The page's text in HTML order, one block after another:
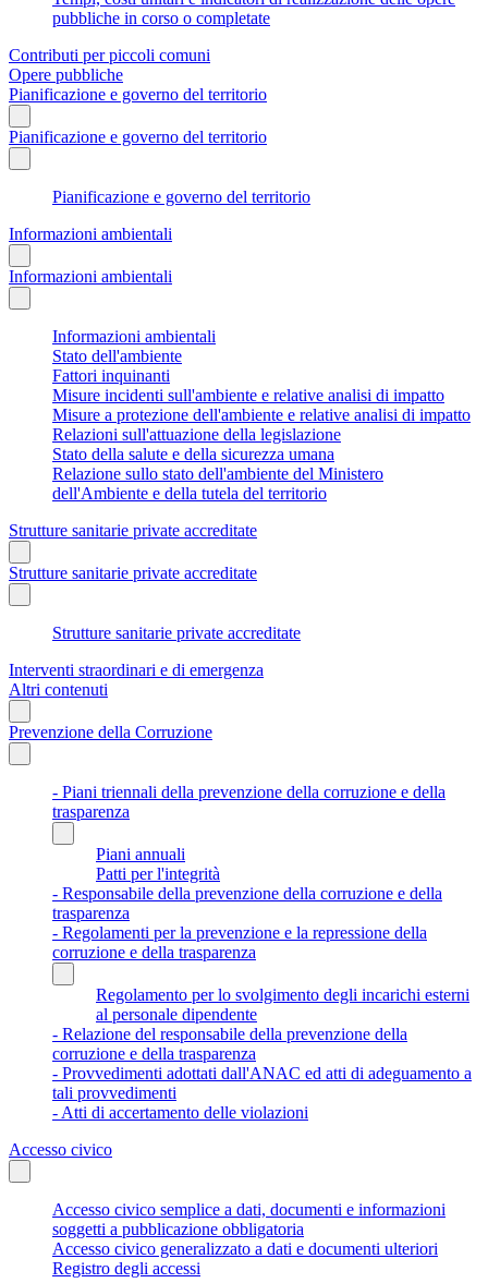
pubbliche in corso o completate
Contributi per piccoli comuni
Opere pubbliche
Pianificazione e governo del territorio
Pianificazione e governo del territorio
Pianificazione e governo del territorio
Informazioni ambientali
Informazioni ambientali
Informazioni ambientali
Stato dell'ambiente
Fattori inquinanti
Misure incidenti sull'ambiente e relative analisi di impatto
Misure a protezione dell'ambiente e relative analisi di impatto
Relazioni sull'attuazione della legislazione
Stato della salute e della sicurezza umana
Relazione sullo stato dell'ambiente del Ministero
dell'Ambiente e della tutela del territorio
Strutture sanitarie private accreditate
Strutture sanitarie private accreditate
Strutture sanitarie private accreditate
Interventi straordinari e di emergenza
Altri contenuti
Prevenzione della Corruzione
- Piani triennali della prevenzione della corruzione e della
trasparenza
Piani annuali
Patti per l'integrità
- Responsabile della prevenzione della corruzione e della
trasparenza
- Regolamenti per la prevenzione e la repressione della
corruzione e della trasparenza
Regolamento per lo svolgimento degli incarichi esterni
al personale dipendente
- Relazione del responsabile della prevenzione della
corruzione e della trasparenza
- Provvedimenti adottati dall'ANAC ed atti di adeguamento a
tali provvedimenti
- Atti di accertamento delle violazioni
Accesso civico
Accesso civico semplice a dati, documenti e informazioni
soggetti a pubblicazione obbligatoria
Accesso civico generalizzato a dati e documenti ulteriori
Registro degli accessi